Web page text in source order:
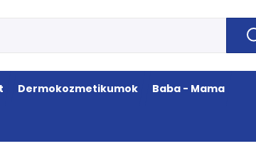
Dermokozmetikumok Baba - Mama